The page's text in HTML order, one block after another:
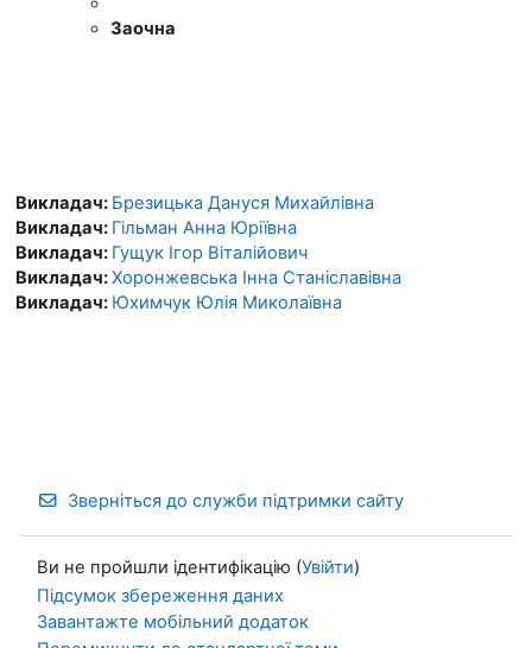
Заочна
Викладач: Брезицька Дануся Михайлівна
Викладач: Гільман Анна Юріївна
Викладач: Гущук Ігор Віталійович
Викладач:Хоронжевська Інна Станіславівна
Викладач: Юхимчук Юлія Миколаївна
Зверніться до служби підтримки сайту
Ви не пройшли ідентифікацію (Увійти)
Підсумок збереження даних
Завантажте мобільний додаток